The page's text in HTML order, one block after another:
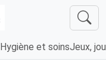
Hygiène et soinsJeux,